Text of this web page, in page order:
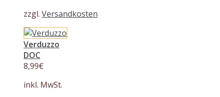
zzgl. Versandkosten
Verduzzo
DOC
8,99€
inkl. MwSt.